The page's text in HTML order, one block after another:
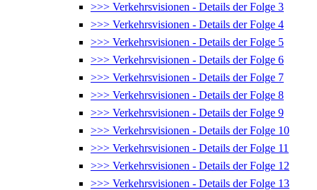
>>> Verkehrsvisionen - Details der Folge 3
>>> Verkehrsvisionen - Details der Folge 4
>>> Verkehrsvisionen - Details der Folge 5
>>> Verkehrsvisionen - Details der Folge 6
>>> Verkehrsvisionen - Details der Folge 7
>>> Verkehrsvisionen - Details der Folge 8
>>> Verkehrsvisionen - Details der Folge 9
>>> Verkehrsvisionen - Details der Folge 10
>>> Verkehrsvisionen - Details der Folge 11
>>> Verkehrsvisionen - Details der Folge 12
>>> Verkehrsvisionen - Details der Folge 13